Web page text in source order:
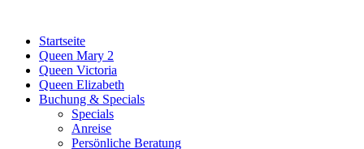
Startseite
Queen Mary 2
Queen Victoria
Queen Elizabeth
Buchung & Specials
Specials
Anreise
Persönliche Beratung